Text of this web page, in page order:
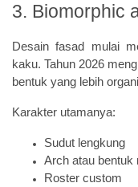
3. Biomorphic
Desain fasad mulai
kaku. Tahun 2026
bentuk yang lebih
Karakter utamanya:
Sudut lengkung
Arch atau bentuk
Roster custom